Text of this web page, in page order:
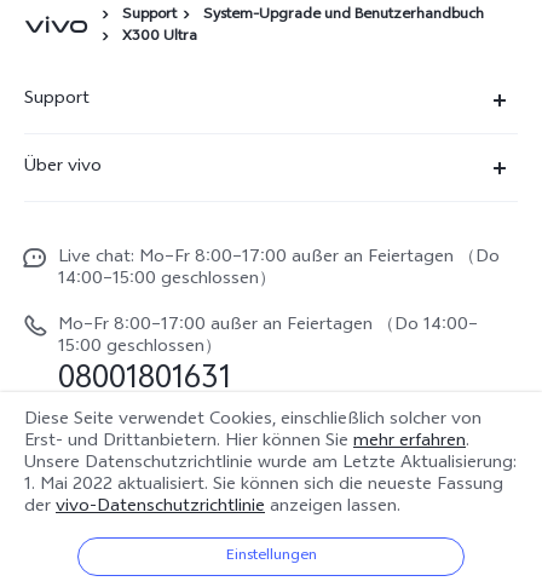
Support
System-Upgrade und Benutzerhandbuch
X300 Ultra
Support
Service Center
IMEI-Authentifizierung
Reparaturerfassung
System Verbesserung
Benutzerhandbuch
Log aktualisieren
Garantiebestimmungen
Über vivo
Impressum
Rechtliche Hinweise
vivo Datenschutzcenter
Live chat: Mo–Fr 8:00–17:00 außer an Feiertagen （Do
14:00–15:00 geschlossen）
Mo–Fr 8:00–17:00 außer an Feiertagen （Do 14:00–
15:00 geschlossen）
08001801631
service@de.vivo.com
Deutschland | Land/Region auswählen
Diese Seite verwendet Cookies, einschließlich solcher von
Erst- und Drittanbietern. Hier können Sie mehr erfahren.
Unsere Datenschutzrichtlinie wurde am Letzte Aktualisierung:
1. Mai 2022 aktualisiert. Sie können sich die neueste Fassung
dervivo-Datenschutzrichtlinieanzeigen lassen.
Einstellungen